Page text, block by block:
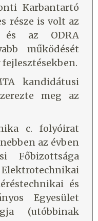
Karbantartó
része is volt az
az ODRA
működését
kandidátusi
meg az
c. folyóirat
az évben
Főbizottsága
és
Egyesület
(utóbbinak